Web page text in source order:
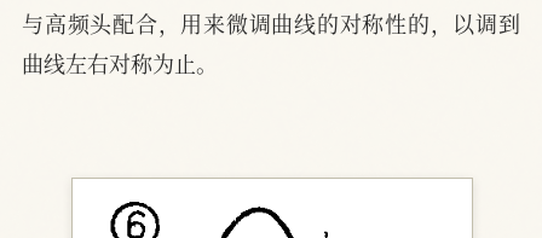
与高频头配合，用来微调曲线的对称性的，以调到
曲线左右对称为止。